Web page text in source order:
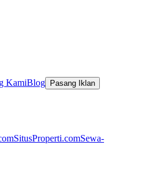
KamiBlog Pasang Iklan
SitusProperti.comSewa-